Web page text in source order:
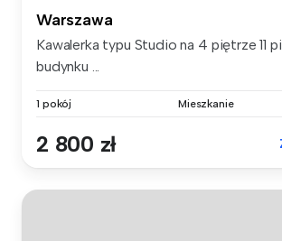
Warszawa
Kawalerka typu Studio na 4 piętrze 11
budynku ...
1 pokój Mieszkanie
2 800 zł